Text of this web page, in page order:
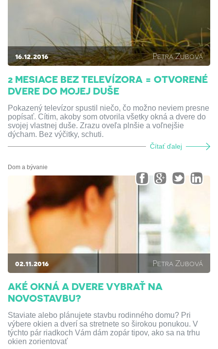
16.12.2016 Petra Zubová
2 MESIACE BEZ TELEVÍZORA = OTVORENÉ
DVERE DO MOJEJ DUŠE
Pokazený televízor spustil niečo, čo možno neviem presne
popísať. Cítim, akoby som otvorila všetky okná a dvere do
svojej vlastnej duše. Zrazu oveľa plnšie a voľnejšie
dýcham. Bez výčitky, schuti.
Čítať ďalej
Dom a bývanie
02.11.2016 Petra Zubová
AKÉ OKNÁ A DVERE VYBRAŤ NA
NOVOSTAVBU?
Staviate alebo plánujete stavbu rodinného domu? Pri
výbere okien a dverí sa stretnete so širokou ponukou. V
týchto pár riadkoch Vám dám zopár tipov, ako sa na trhu
okien zorientovať